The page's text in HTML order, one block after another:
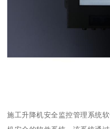
施工升降机安全监控管理系统